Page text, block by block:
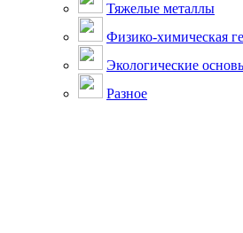
Тяжелые металлы
Физико-химическая
Экологические
Разное